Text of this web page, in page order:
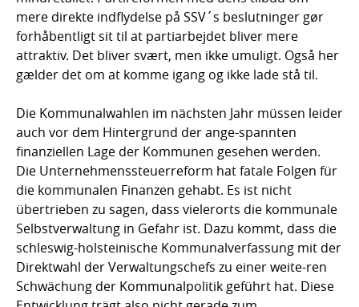
mere direkte indflydelse på SSV´s beslutninger gør
forhåbentligt sit til at partiarbejdet bliver mere
attraktiv. Det bliver svært, men ikke umuligt. Også her
gælder det om at komme igang og ikke lade stå til.
Die Kommunalwahlen im nächsten Jahr müssen leider
auch vor dem Hintergrund der ange-spannten
finanziellen Lage der Kommunen gesehen werden.
Die Unternehmenssteuerreform hat fatale Folgen für
die kommunalen Finanzen gehabt. Es ist nicht
übertrieben zu sagen, dass vielerorts die kommunale
Selbstverwaltung in Gefahr ist. Dazu kommt, dass die
schleswig-holsteinische Kommunalverfassung mit der
Direktwahl der Verwaltungschefs zu einer weite-ren
Schwächung der Kommunalpolitik geführt hat. Diese